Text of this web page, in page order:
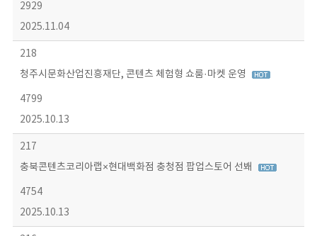
2929
2025.11.04
218
청주시문화산업진흥재단, 콘텐츠 체험형 쇼룸·마켓 운영
4799
2025.10.13
217
충북콘텐츠코리아랩×현대백화점 충청점 팝업스토어 선봬
4754
2025.10.13